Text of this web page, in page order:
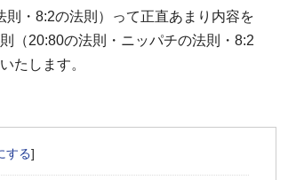
・8:2の法則）って正直あまり内容を
（20:80の法則・ニッパチの法則・8:2
たします。
する]